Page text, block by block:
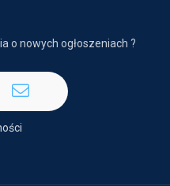
o nowych ogłoszeniach ?